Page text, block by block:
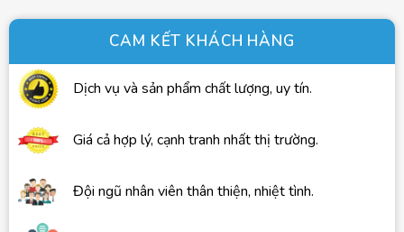
CAM KẾT KHÁCH HÀNG
Dịch vụ và sản phẩm chất lượng, uy tín.
Giá cả hợp lý, cạnh tranh nhất thị trường.
Đội ngũ nhân viên thân thiện, nhiệt tình.